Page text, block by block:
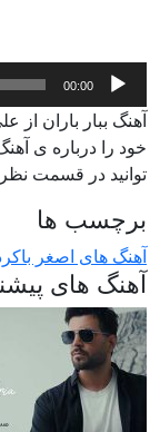
پخش‌کننده
صوت
00:00
آهنگ ببار باران از
خود را درباره ی
توانید در قسمت
برچسب ها
آهنگ های اصغر
آهنگ های